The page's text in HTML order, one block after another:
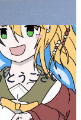
とうござい